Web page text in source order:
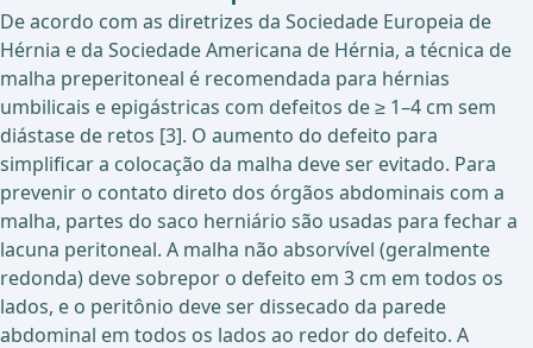
De acordo com as diretrizes da Sociedade Europeia de
Hérnia e da Sociedade Americana de Hérnia, a técnica de
malha preperitoneal é recomendada para hérnias
umbilicais e epigástricas com defeitos de ≥ 1–4 cm sem
diástase de retos [3]. O aumento do defeito para
simplificar a colocação da malha deve ser evitado. Para
prevenir o contato direto dos órgãos abdominais com a
malha, partes do saco herniário são usadas para fechar a
lacuna peritoneal. A malha não absorvível (geralmente
redonda) deve sobrepor o defeito em 3 cm em todos os
lados, e o peritônio deve ser dissecado da parede
abdominal em todos os lados ao redor do defeito. A